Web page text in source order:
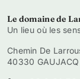
Le domaine de
Un lieu où les
Chemin De
40330